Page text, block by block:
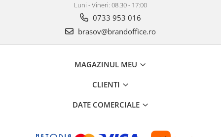
Luni - Vineri: 08.30 - 17:00
0733 953 016
brasov@brandoffice.ro
MAGAZINUL MEU
CLIENTI
DATE COMERCIALE